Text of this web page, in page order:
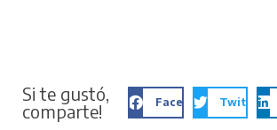
Si te gustó,
comparte!
Facebook Twitter